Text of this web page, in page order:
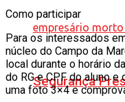
Segurança
Como participar
Para os interessados
núcleo do Campo da
local durante o horário
do RG e CPF do aluno
uma foto 3×4 e